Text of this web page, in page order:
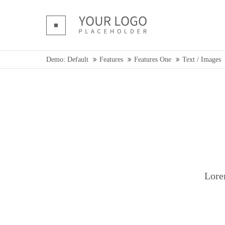
Login
Mon -
Demo: Default Features Features One Text / Images